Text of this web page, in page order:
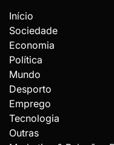
Início
Sociedade
Economia
Política
Mundo
Desporto
Emprego
Tecnologia
Outras